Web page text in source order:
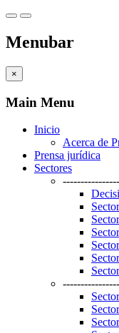
Menubar
×
Main Menu
Inicio
Acerca de
Prensa jurídica
Sectores